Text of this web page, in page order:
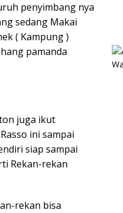
penyimbang nya
sedang Makai
( Kampung )
pamanda
juga ikut
ini sampai
siap sampai
Rekan-rekan
rekan bisa